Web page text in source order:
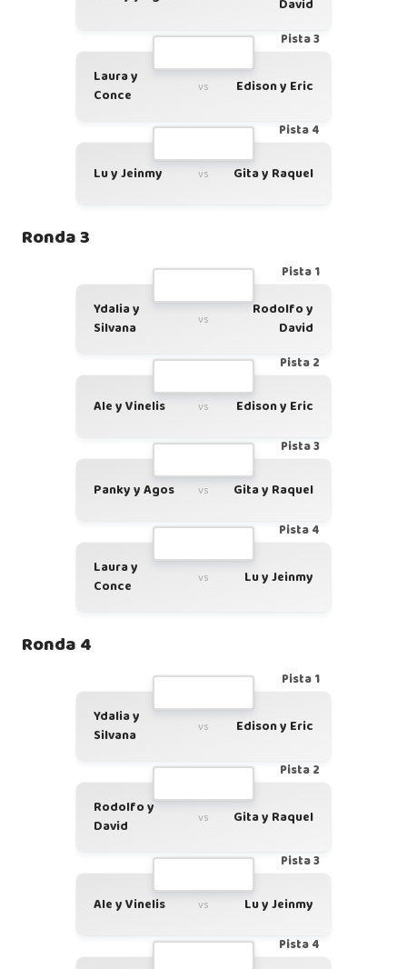
David
Pista 3
Laura y
Conce
vs Edison y Eric
Pista 4
Lu y Jeinmy vs Gita y Raquel
Ronda 3
Pista 1
Ydalia y
Silvana
vs
Rodolfo y
David
Pista 2
Ale y Vinelis vs Edison y Eric
Pista 3
Panky y Agos vs Gita y Raquel
Pista 4
Laura y
Conce
vs Lu y Jeinmy
Ronda 4
Pista 1
Ydalia y
Silvana
vs Edison y Eric
Pista 2
Rodolfo y
David
vs Gita y Raquel
Pista 3
Ale y Vinelis vs Lu y Jeinmy
Pista 4